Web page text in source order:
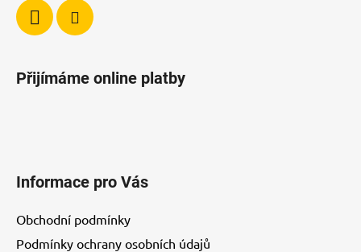
s
Přijímáme online platby
Informace pro Vás
Obchodní podmínky
Podmínky ochrany osobních údajů